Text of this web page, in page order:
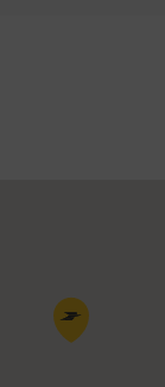
Pin de la carte